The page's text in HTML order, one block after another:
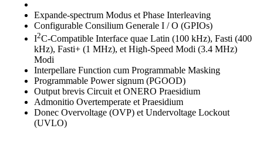
Expande-spectrum Modus et Phase Interleaving
Configurable Consilium Generale I / O (GPIOs)
I2C-Compatible Interface quae Latin (100 kHz), Fasti (400
kHz), Fasti+ (1 MHz), et High-Speed ​​Modi (3.4 MHz)
Modi
Interpellare Function cum Programmable Masking
Programmable Power signum (PGOOD)
Output brevis Circuit et ONERO Praesidium
Admonitio Overtemperate et Praesidium
Donec Overvoltage (OVP) et Undervoltage Lockout
(UVLO)